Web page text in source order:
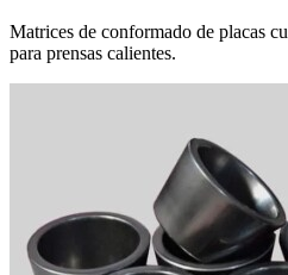
Matrices de conformado de placas
para prensas calientes.